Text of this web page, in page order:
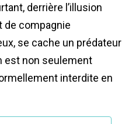
derrière l’illusion
de compagnie
se cache un prédateur
est non seulement
interdite en